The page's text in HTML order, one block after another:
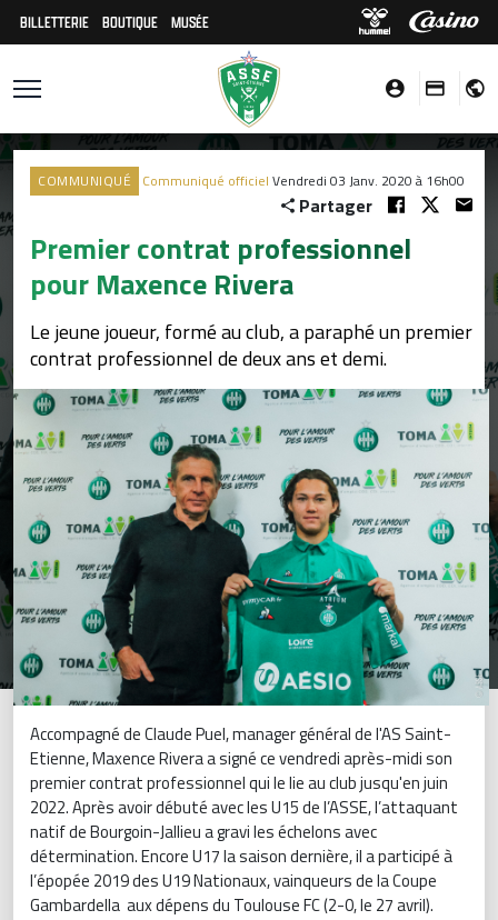
BILLETTERIE BOUTIQUE MUSÉE
COMMUNIQUÉ Communiqué officiel Vendredi 03 Janv. 2020 à 16h00
Partager
Premier contrat professionnel
pour Maxence Rivera
Le jeune joueur, formé au club, a paraphé un premier
contrat professionnel de deux ans et demi.
Accompagné de Claude Puel, manager général de l'AS Saint-
Etienne, Maxence Rivera a signé ce vendredi après-midi son
premier contrat professionnel qui le lie au club jusqu'en juin
2022. Après avoir débuté avec les U15 de l’ASSE, l’attaquant
natif de Bourgoin-Jallieu a gravi les échelons avec
détermination. Encore U17 la saison dernière, il a participé à
l’épopée 2019 des U19 Nationaux, vainqueurs de la Coupe
Gambardella aux dépens du Toulouse FC (2-0, le 27 avril).